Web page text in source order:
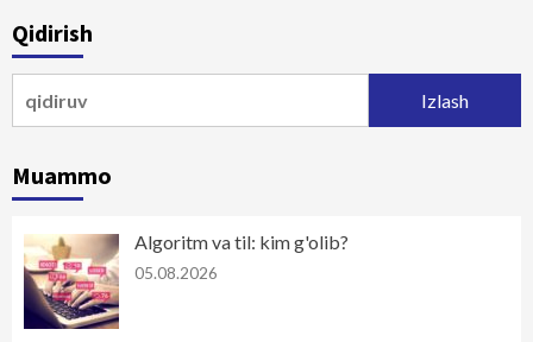
Qidirish
Muammo
Algoritm va til: kim g'olib?
05.08.2026